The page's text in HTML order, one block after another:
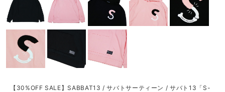
【30%OFF SALE】SABBAT13 / サバトサーティーン / サバト13「S-